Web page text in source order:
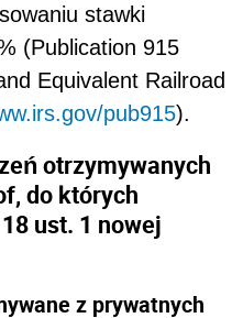
stawki
(Publication 915
Equivalent Railroad
pub915).
otrzymywanych
do których
ust. 1 nowej
z prywatnych